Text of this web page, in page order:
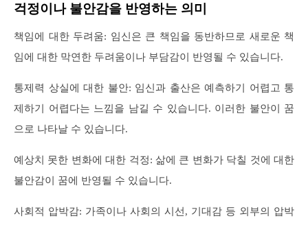
걱정이나 불안감을 반영하는 의미
책임에 대한 두려움: 임신은 큰 책임을 동반하므로 새로운 책
임에 대한 막연한 두려움이나 부담감이 반영될 수 있습니다.
통제력 상실에 대한 불안: 임신과 출산은 예측하기 어렵고 통
제하기 어렵다는 느낌을 남길 수 있습니다. 이러한 불안이 꿈
으로 나타날 수 있습니다.
예상치 못한 변화에 대한 걱정: 삶에 큰 변화가 닥칠 것에 대한
불안감이 꿈에 반영될 수 있습니다.
사회적 압박감: 가족이나 사회의 시선, 기대감 등 외부의 압박